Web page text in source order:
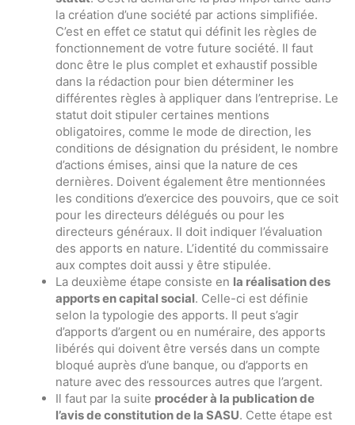
la création d’une société par actions simplifiée.
C’est en effet ce statut qui définit les règles de
fonctionnement de votre future société. Il faut
donc être le plus complet et exhaustif possible
dans la rédaction pour bien déterminer les
différentes règles à appliquer dans l’entreprise. Le
statut doit stipuler certaines mentions
obligatoires, comme le mode de direction, les
conditions de désignation du président, le nombre
d’actions émises, ainsi que la nature de ces
dernières. Doivent également être mentionnées
les conditions d’exercice des pouvoirs, que ce soit
pour les directeurs délégués ou pour les
directeurs généraux. Il doit indiquer l’évaluation
des apports en nature. L’identité du commissaire
aux comptes doit aussi y être stipulée.
La deuxième étape consiste en la réalisation des
apports en capital social. Celle-ci est définie
selon la typologie des apports. Il peut s’agir
d’apports d’argent ou en numéraire, des apports
libérés qui doivent être versés dans un compte
bloqué auprès d’une banque, ou d’apports en
nature avec des ressources autres que l’argent.
Il faut par la suite procéder à la publication de
l’avis de constitution de la SASU. Cette étape est